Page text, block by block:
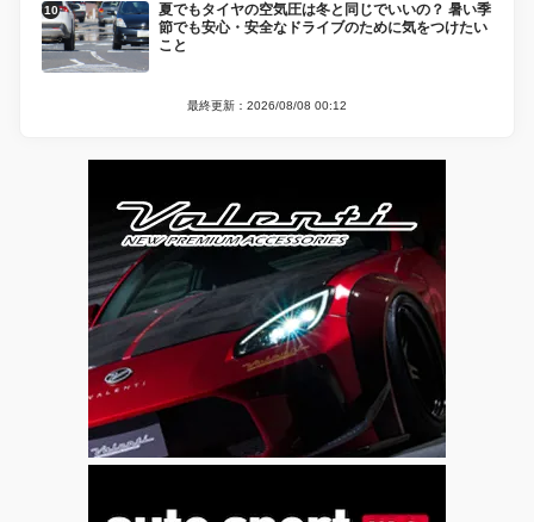
夏でもタイヤの空気圧は冬と同じでいいの？ 暑い季
節でも安心・安全なドライブのために気をつけたい
こと
最終更新：2026/08/08 00:12